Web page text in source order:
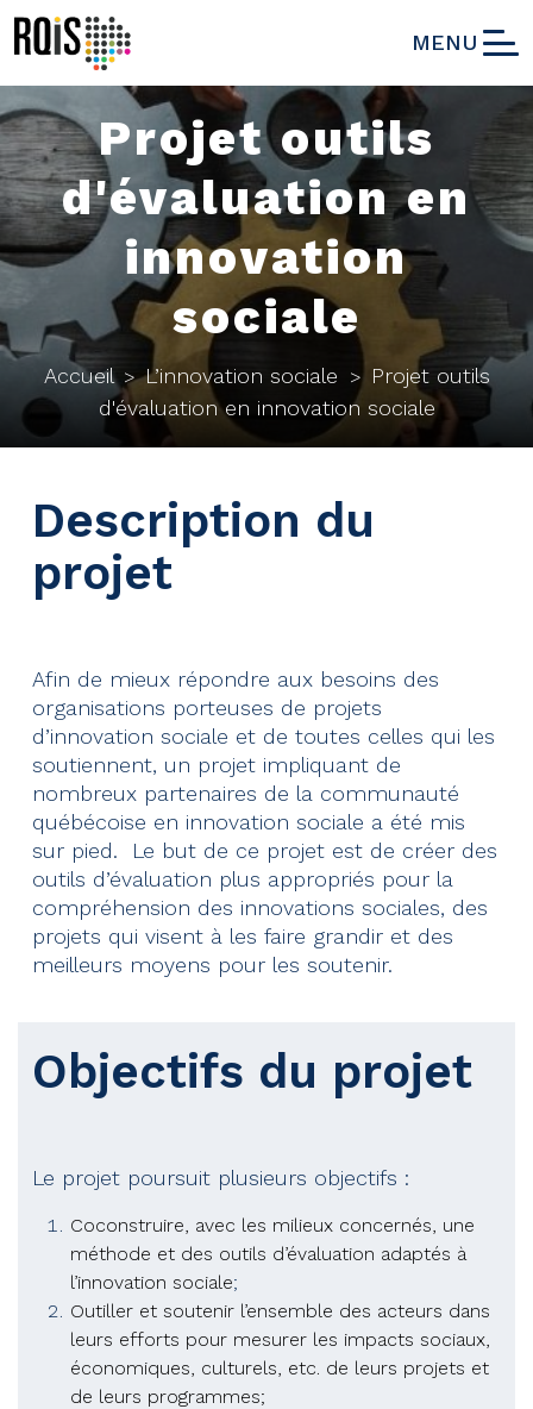
MENU
Projet outils
d'évaluation en
innovation
sociale
Accueil > L’innovation sociale > Projet outils
d'évaluation en innovation sociale
Description du
projet
Afin de mieux répondre aux besoins des
organisations porteuses de projets
d’innovation sociale et de toutes celles qui les
soutiennent, un projet impliquant de
nombreux partenaires de la communauté
québécoise en innovation sociale a été mis
sur pied. Le but de ce projet est de créer des
outils d’évaluation plus appropriés pour la
compréhension des innovations sociales, des
projets qui visent à les faire grandir et des
meilleurs moyens pour les soutenir.
Objectifs du projet
Le projet poursuit plusieurs objectifs :
Coconstruire, avec les milieux concernés, une
méthode et des outils d’évaluation adaptés à
l’innovation sociale;
Outiller et soutenir l’ensemble des acteurs dans
leurs efforts pour mesurer les impacts sociaux,
économiques, culturels, etc. de leurs projets et
de leurs programmes;